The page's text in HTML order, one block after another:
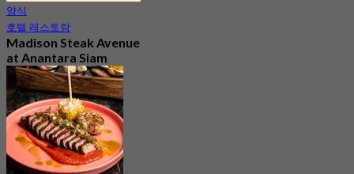
양식
호텔 레스토랑
Madison Steak Avenue
at Anantara Siam
Bangkok Hotel
4.9
1.2K 예약됨
에서฿ 1,406